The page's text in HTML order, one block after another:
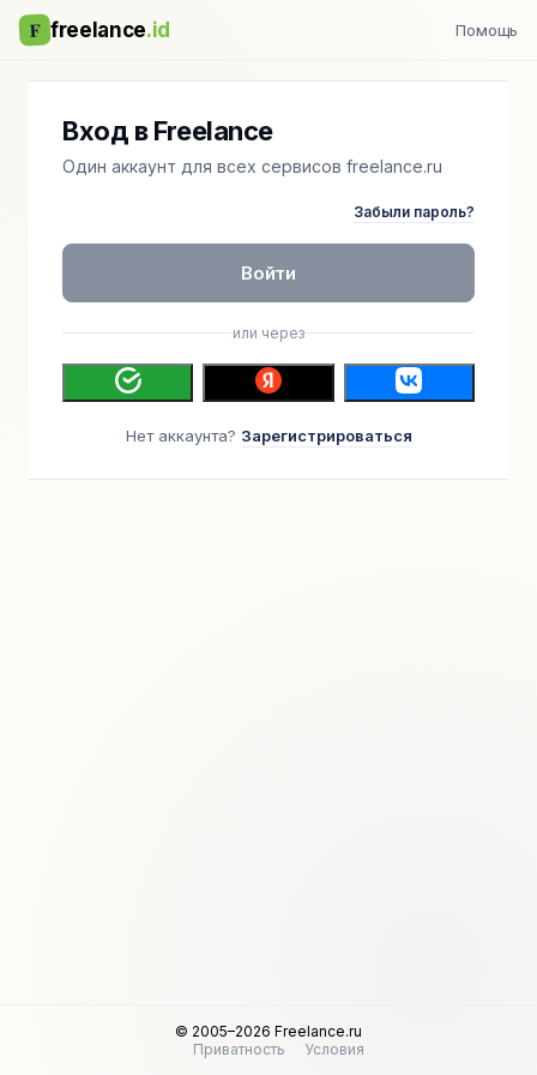
F freelance.id Помощь
Вход в Freelance
Один аккаунт для всех сервисов freelance.ru
Забыли пароль?
Войти
или через
Нет аккаунта? Зарегистрироваться
© 2005–2026 Freelance.ru
Приватность
Условия